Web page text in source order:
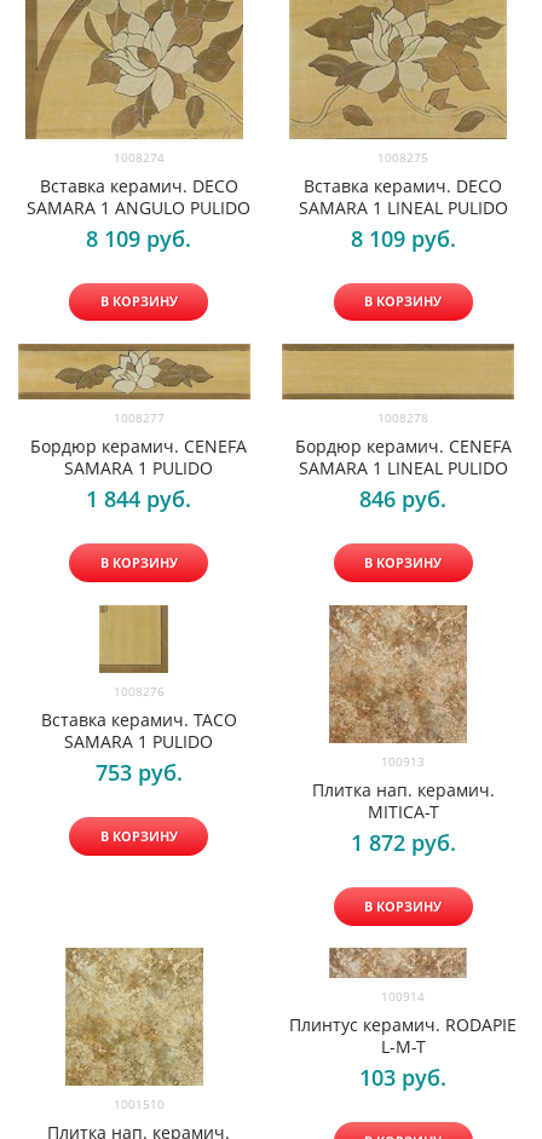
1008274
Вставка керамич. DECO
SAMARA 1 ANGULO PULIDO
8 109 руб.
В КОРЗИНУ
1008275
Вставка керамич. DECO
SAMARA 1 LINEAL PULIDO
8 109 руб.
В КОРЗИНУ
1008277
Бордюр керамич. CENEFA
SAMARA 1 PULIDO
1 844 руб.
В КОРЗИНУ
1008278
Бордюр керамич. CENEFA
SAMARA 1 LINEAL PULIDO
846 руб.
В КОРЗИНУ
1008276
Вставка керамич. TACO
SAMARA 1 PULIDO
753 руб.
В КОРЗИНУ
100913
Плитка нап. керамич.
MITICA-T
1 872 руб.
В КОРЗИНУ
1001510
Плитка нап. керамич.
100914
Плинтус керамич. RODAPIE
L-M-T
103 руб.